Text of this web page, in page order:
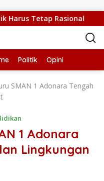
Tetap Rasional
Politik Opini
SMAN 1 Adonara Tengah
1 Adonara
Lingkungan